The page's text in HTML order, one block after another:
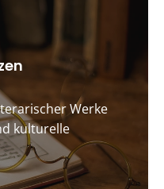
Werke
kulturelle